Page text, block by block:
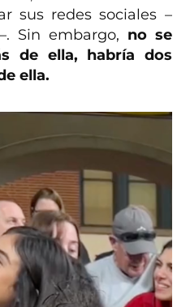
sus redes sociales –
Sin embargo, no se
de ella, habría dos
ella.